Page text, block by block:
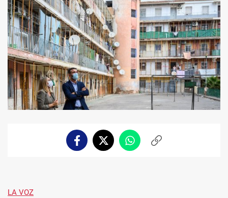
FacebookTwitterWhatsappCopiar
LA VOZ